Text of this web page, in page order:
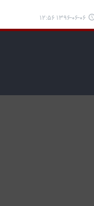
۱۳۹۶-۰۶-۰۶ ۱۲:۵۶